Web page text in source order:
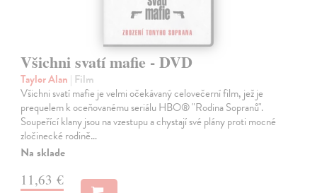
Všichni svatí mafie - DVD
Taylor Alan | Film
Všichni svatí mafie je velmi očekávaný celovečerní film, jež je
prequelem k oceňovanému seriálu HBO® "Rodina Sopranů".
Soupeřící klany jsou na vzestupu a chystají své plány proti mocné
zločinecké rodině…
Na sklade
11,63 €